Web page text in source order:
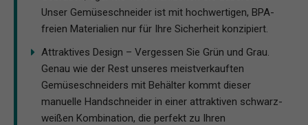
Unser Gemüseschneider ist mit hochwertigen, BPA-
freien Materialien nur für Ihre Sicherheit konzipiert.
Attraktives Design – Vergessen Sie Grün und Grau.
Genau wie der Rest unseres meistverkauften
Gemüseschneiders mit Behälter kommt dieser
manuelle Handschneider in einer attraktiven schwarz-
weißen Kombination, die perfekt zu Ihren